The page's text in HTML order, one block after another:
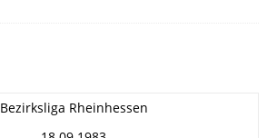
Bezirksliga Rheinhessen